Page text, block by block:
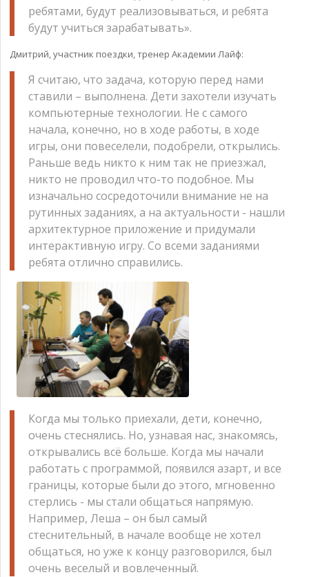
ребятами, будут реализовываться, и ребята
будут учиться зарабатывать».
Дмитрий, участник поездки, тренер Академии Лайф:
Я считаю, что задача, которую перед нами
ставили – выполнена. Дети захотели изучать
компьютерные технологии. Не с самого
начала, конечно, но в ходе работы, в ходе
игры, они повеселели, подобрели, открылись.
Раньше ведь никто к ним так не приезжал,
никто не проводил что-то подобное. Мы
изначально сосредоточили внимание не на
рутинных заданиях, а на актуальности - нашли
архитектурное приложение и придумали
интерактивную игру. Со всеми заданиями
ребята отлично справились.
Когда мы только приехали, дети, конечно,
очень стеснялись. Но, узнавая нас, знакомясь,
открывались всё больше. Когда мы начали
работать с программой, появился азарт, и все
границы, которые были до этого, мгновенно
стерлись - мы стали общаться напрямую.
Например, Леша – он был самый
стеснительный, в начале вообще не хотел
общаться, но уже к концу разговорился, был
очень веселый и вовлеченный.